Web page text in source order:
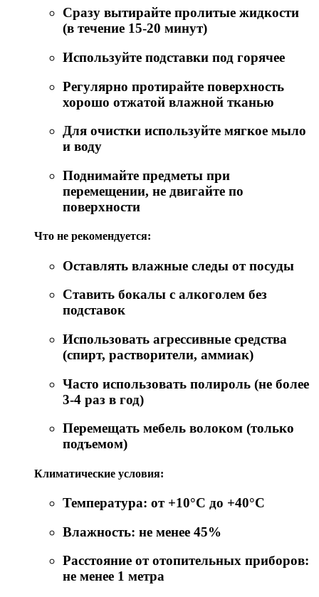
Сразу вытирайте пролитые жидкости
(в течение 15-20 минут)
Используйте подставки под горячее
Регулярно протирайте поверхность
хорошо отжатой влажной тканью
Для очистки используйте мягкое мыло
и воду
Поднимайте предметы при
перемещении, не двигайте по
поверхности
Что не рекомендуется:
Оставлять влажные следы от посуды
Ставить бокалы с алкоголем без
подставок
Использовать агрессивные средства
(спирт, растворители, аммиак)
Часто использовать полироль (не более
3-4 раз в год)
Перемещать мебель волоком (только
подъемом)
Климатические условия:
Температура: от +10°C до +40°C
Влажность: не менее 45%
Расстояние от отопительных приборов:
не менее 1 метра